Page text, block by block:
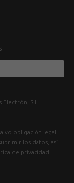
S.L.
obligación legal.
los datos, así
de privacidad.